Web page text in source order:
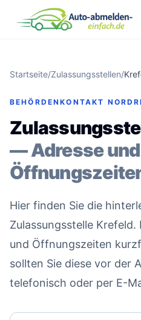
Startseite/Zulassungsstellen/
BEHÖRDENKONTAKT
— Adresse und
Hier finden Sie die
Zulassungsstelle
und Öffnungszeiten
sollten Sie diese vor der
telefonisch oder per E-